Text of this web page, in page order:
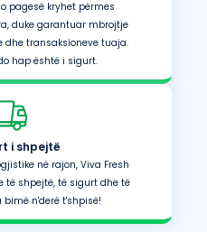
pagesë kryhet përmes
duke garantuar mbrojtje
dhe transaksioneve tuaja.
hap është i sigurt.
i shpejtë
në rajon, Viva Fresh
të shpejtë, të sigurt dhe të
n'derë t'shpisë!